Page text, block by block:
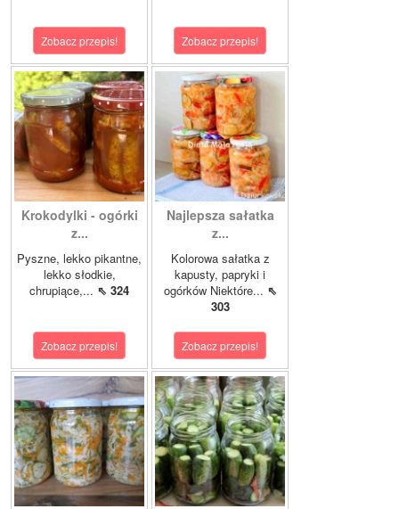
Zobacz przepis! Zobacz przepis!
Krokodylki - ogórki
z...
Pyszne, lekko pikantne,
lekko słodkie,
chrupiące,... ⇖ 324
Zobacz przepis!
Najlepsza sałatka
z...
Kolorowa sałatka z
kapusty, papryki i
ogórków Niektóre... ⇖
303
Zobacz przepis!